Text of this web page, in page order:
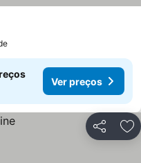
Ver preços
Partilhar